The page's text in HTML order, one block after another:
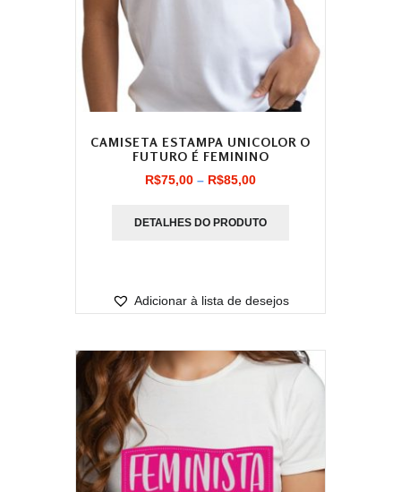
CAMISETA ESTAMPA UNICOLOR O
FUTURO É FEMININO
R$75,00 – R$85,00Faixa
preço:
R$85,00
DETALHES DO PRODUTO
Adicionar à lista de desejos